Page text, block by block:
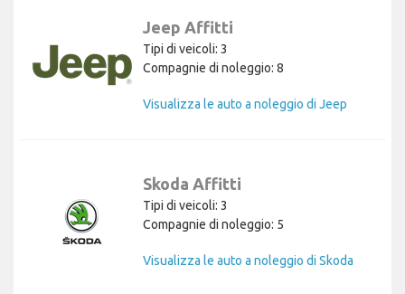
Jeep Affitti
Tipi di veicoli: 3
Compagnie di noleggio: 8
Visualizza le auto a noleggio di Jeep
Skoda Affitti
Tipi di veicoli: 3
Compagnie di noleggio: 5
Visualizza le auto a noleggio di Skoda